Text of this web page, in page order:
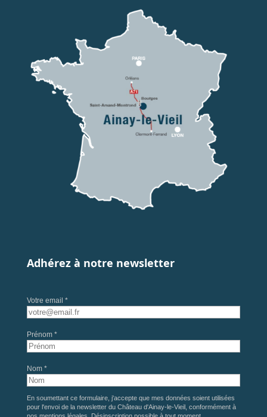
Adhérez à notre newsletter
Votre email *
Prénom *
Nom *
En soumettant ce formulaire, j'accepte que mes données soient utilisées
pour l'envoi de la newsletter du Château d'Ainay-le-Vieil, conformément à